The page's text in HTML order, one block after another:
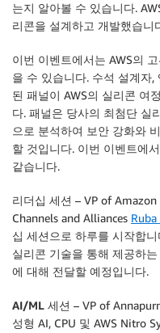
는지 알아볼 수 있습니다.
리콘을 설계하고 개발했습니
이번 이벤트에서는 AWS의
을 수 있습니다. 수석 설계자
된 패널이 AWS의 실리콘 여
다. 패널은 당사의 최첨단 실
으로 분석하여 보안 강화와
할 것입니다. 이번 이벤트에
같습니다.
리더십 세션 – VP of Amazon
Channels and Alliances
십 세션으로 하루를 시작합
실리콘 기술을 통해 제공하
에 대해 전달할 예정입니다.
AI/ML 세션 – VP of
성형 AI, CPU 및 AWS Nitro